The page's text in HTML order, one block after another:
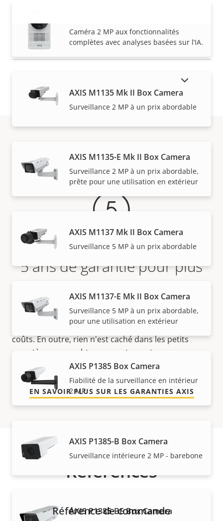
VOIR PLUS
Caméra 2 MP aux fonctionnalités
complètes avec analyses basées sur l’IA.
AXIS M1135 Mk II Box Camera
Surveillance 2 MP à un prix abordable
AXIS M1135-E Mk II Box Camera
Surveillance 2 MP à un prix abordable,
prête pour une utilisation en extérieur
AXIS M1137 Mk II Box Camera
Surveillance 5 MP à un prix abordable
AXIS M1137-E Mk II Box Camera
Surveillance 5 MP à un prix abordable,
pour une utilisation en extérieur
AXIS P1385 Box Camera
Fiabilité de la surveillance en intérieur
2 MP
AXIS P1385-B Box Camera
Surveillance intérieure 2 MP - barebone
AXIS P1385-BE Box Camera
Garantie
5 ans de garantie pour plus
de tranquillité d'esprit
Notre nouvelle garantie de 5 ans offre des années de
propriété sans problème et permet de contrôler les
coûts. En outre, rien n'est caché dans les petits
caractères, vous obtenez exactement ce que nous
promettons.
EN SAVOIR PLUS SUR LES GARANTIES AXIS
Références
Référence de commande